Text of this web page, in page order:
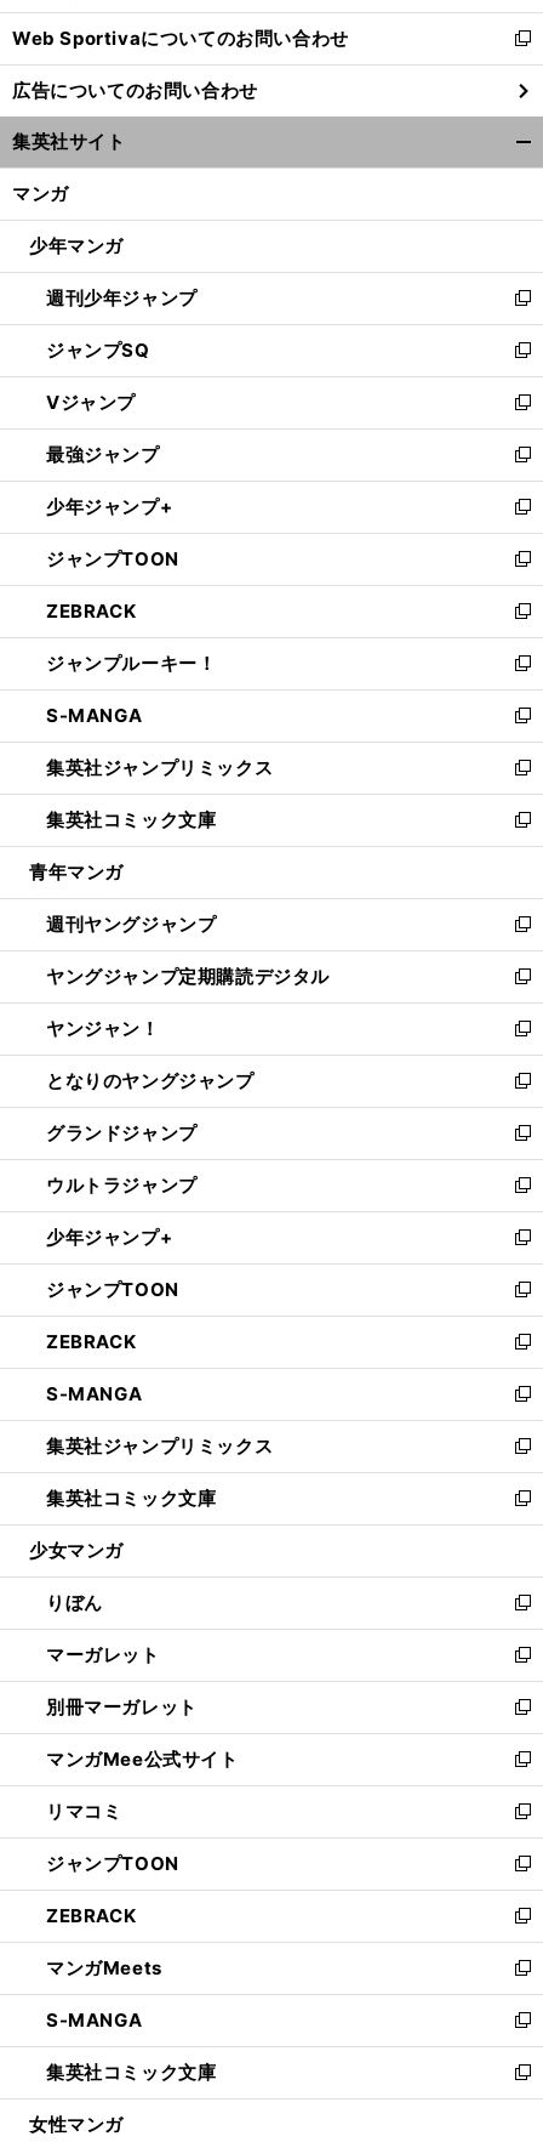
開
く
Web Sportivaについてのお問い合わせ
新
し
い
ウ
ィ
ン
ウ
開
く
広告についてのお問い合わせ
集英社サイト
マンガ
少年マンガ
週刊少年ジャンプ
新
し
い
ウ
ィ
ン
ド
ウ
で
開
く
ジャンプSQ
新
し
い
ウ
ィ
ン
ド
ウ
で
開
く
Vジャンプ
新
し
い
ウ
ィ
ン
ド
ウ
で
開
く
最強ジャンプ
新
し
い
ウ
ィ
ン
ド
ウ
で
開
く
少年ジャンプ+
新
し
い
ウ
ィ
ン
ド
ウ
で
開
く
ジャンプTOON
新
し
い
ウ
ィ
ン
ド
ウ
で
開
く
ZEBRACK
新
し
い
ウ
ィ
ン
ド
ウ
で
開
ジャンプルーキー！
新
し
い
ウ
ィ
ン
ド
ウ
開
く
S-MANGA
新
し
い
ウ
ィ
ン
ウ
で
開
く
集英社ジャンプリミックス
新
し
い
ウ
ン
ド
ウ
で
開
く
集英社コミック文庫
新
し
ウ
ィ
ン
ド
ウ
で
開
く
青年マンガ
週刊ヤングジャンプ
新
し
い
ウ
ィ
ン
ド
ウ
で
開
く
ヤングジャンプ定期購読デジタル
新
し
い
ウ
ィ
ン
ド
ウ
で
開
く
ヤンジャン！
新
し
い
ウ
ィ
ン
ド
ウ
で
開
く
となりのヤングジャンプ
新
し
い
ウ
ィ
ン
ド
ウ
で
開
く
グランドジャンプ
新
し
い
ウ
ィ
ン
ド
ウ
で
開
く
ウルトラジャンプ
新
し
い
ウ
ィ
ン
ド
ウ
で
開
く
少年ジャンプ+
新
し
い
ウ
ィ
ン
ド
ウ
で
開
く
ジャンプTOON
新
し
い
ウ
ィ
ン
ド
ウ
で
開
ZEBRACK
新
し
い
ウ
ィ
ン
ド
ウ
開
く
S-MANGA
新
し
い
ウ
ィ
ン
ウ
で
開
く
集英社ジャンプリミックス
新
し
い
ウ
ン
ド
ウ
で
開
く
集英社コミック文庫
新
し
ウ
ィ
ン
ド
ウ
で
開
く
少女マンガ
りぼん
新
し
い
ウ
ィ
ン
ド
ウ
で
開
く
マーガレット
新
し
い
ウ
ィ
ン
ド
ウ
で
開
く
別冊マーガレット
新
し
い
ウ
ィ
ン
ド
ウ
で
開
く
マンガMee公式サイト
新
し
い
ウ
ィ
ン
ド
ウ
で
開
く
リマコミ
新
し
い
ウ
ィ
ン
ド
ウ
で
開
く
ジャンプTOON
新
し
い
ウ
ィ
ン
ド
ウ
で
開
ZEBRACK
新
し
い
ウ
ィ
ン
ド
ウ
マンガMeets
新
し
い
ウ
ィ
ン
S-MANGA
新
し
い
ウ
集英社コミック文庫
新
し
女性マンガ